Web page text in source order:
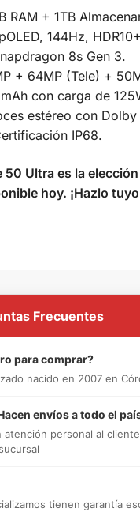
RAM + 1TB
144Hz,
8s Gen 3.
+ 64MP (Tele) +
con carga de
estéreo con
IP68.
50 Ultra es la
hoy. ¡Hazlo
Frecuentes
para comprar?
nacido en 2007 en
envíos a todo el
personal al
tienen garantía